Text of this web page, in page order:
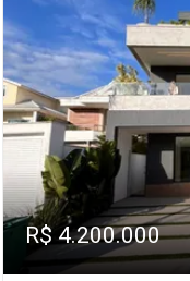
R$ 4.200.000